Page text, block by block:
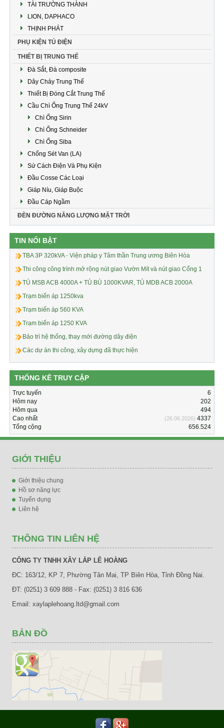
TÀI TRƯỜNG THÀNH
LION, DAPHACO
THỊNH PHÁT
PHỤ KIỆN TỦ ĐIỆN
THIẾT BỊ TRUNG THẾ
Đà Sắt, Đà composite
Dây Chảy Trung Thế
Thiết Bị Đóng Cắt Trung Thế
Cầu Chì Ống Trung Thế 24kV
Chì Ống Sirin
Chì Ống Schneider
Chì Ống Siba
Chống Sét Van (LA)
Sứ Cách Điện Và Phụ Kiện
Đầu Cosse Các Loại
Giáp Níu, Giáp Buộc
Đầu Cáp Ngầm
ĐÈN ĐƯỜNG NĂNG LƯỢNG MẶT TRỜI
TIN NỔI BẬT
TBA 3P 320kVA - Viện pháp y Tâm thần Trung ương Biên Hòa
Thi công công trình mở rộng nút giao Vườn Mít và nút giao Cổng 1
TỦ MSB ACB 4000A + TỦ BÙ 1000KVAR, TỦ MDB ACB 2000A
Trạm biến áp 1250kva
Trạm biến áp 560 KVA
Trạm biến áp 1250 KVA
Bảo trì hệ thống, thay mới đường dây điện
Các dự án thi công, xây dựng đã thực hiện
THỐNG KÊ TRUY CẬP
Trực tuyến
6
Hôm nay
202
Hôm qua
494
Cao nhất
(26.06.2026)4337
Tổng cộng
656.524
GIỚI THIỆU
Giới thiệu chung
Hồ sơ năng lực
Tuyển dụng
Liên hệ
THÔNG TIN LIÊN HỆ
CÔNG TY TNHH XÂY LẮP LÊ HOÀNG
ĐC: 163/12, KP 7, Phường Tân Mai, TP Biên Hòa, Tỉnh Đồng Nai.
ĐT: (0251) 3 609 888 - Fax: (0251) 3 816 636
Email: xaylaplehoang.ltd@gmail.com
BẢN ĐỒ